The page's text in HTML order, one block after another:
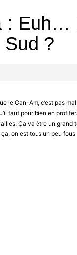
: Euh…
Sud ?
le Can-Am, c’est pas
faut pour bien en
Ça va être un grand
on est tous un peu